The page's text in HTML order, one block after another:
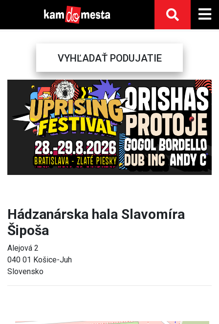
VYHĽADAŤ PODUJATIE
Previous Next
Hádzanárska hala Slavomíra
Šipoša
Alejová 2
040 01 Košice-Juh
Slovensko